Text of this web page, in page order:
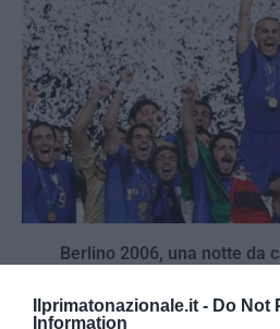
Ilprimatonazionale.it - Do Not
Information
Berlino 2006, una notte da